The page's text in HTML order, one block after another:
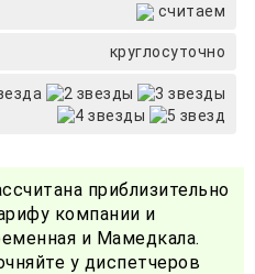
считаем
круглосуточно
приблизительно
компании и
и Мамедкала.
у диспетчеров